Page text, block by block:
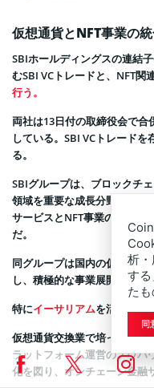
仮想通貨とNFT事業の
SBIホールディングスの連結
むSBI VCトレードと、NFT関
行う。
両社は13日付の取締役会で合
している。SBI VCトレード
る。
SBIグループは、ブロックチェ
領域を重要な成長分野と位置
サービスとNFT事業のシナジ
だ。
同グループは国内の仮想通貨
し、積極的な事業展開を続け
特にイーサリアムを活用した
仮想通貨交換業で培った強固
ラットフォーム運営のノウハ
化を図り、オンチェーン金融
析
す
たも
同